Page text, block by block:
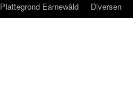
Plattegrond Earnewâld Diversen